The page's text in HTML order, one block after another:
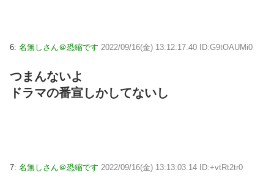
6: 名無しさん＠恐縮です 2022/09/16(金) 13:12:17.40 ID:G9tOAUMi0
つまんないよ
ドラマの番宣しかしてないし
7: 名無しさん＠恐縮です 2022/09/16(金) 13:13:03.14 ID:+vtRt2tr0